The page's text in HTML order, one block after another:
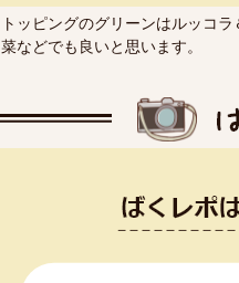
トッピングのグリーンはルッコ
菜などでも良いと思います。